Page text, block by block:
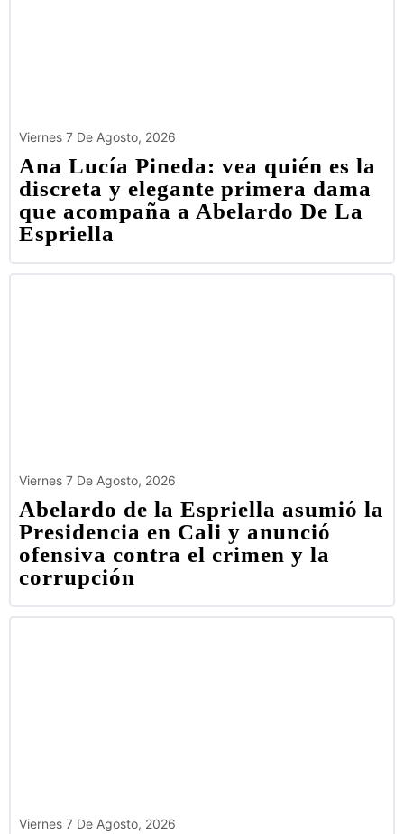
Viernes 7 De Agosto, 2026
Ana Lucía Pineda: vea quién es la
discreta y elegante primera dama
que acompaña a Abelardo De La
Espriella
Viernes 7 De Agosto, 2026
Abelardo de la Espriella asumió la
Presidencia en Cali y anunció
ofensiva contra el crimen y la
corrupción
Viernes 7 De Agosto, 2026